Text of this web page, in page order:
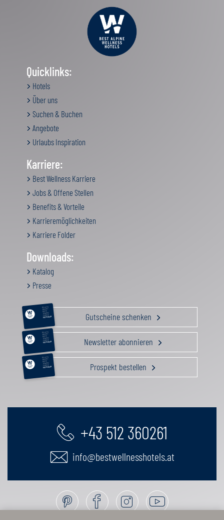
Quicklinks:
Hotels
Über uns
Suchen & Buchen
Angebote
Urlaubs Inspiration
Karriere:
Best Wellness Karriere
Jobs & Offene Stellen
Benefits & Vorteile
Karrieremöglichkeiten
Karriere Folder
Downloads:
Katalog
Presse
RELAX &
BEAUTY
AKTIV
GENUSS
FAMILIE
GUTSCHEIN Gutscheine schenken
RELAX &
BEAUTY
AKTIV
GENUSS
FAMILIE
GUTSCHEIN Newsletter abonnieren
RELAX &
BEAUTY
AKTIV
GENUSS
FAMILIE
GUTSCHEIN Prospekt bestellen
+43 512 360261
info@bestwellnesshotels.at